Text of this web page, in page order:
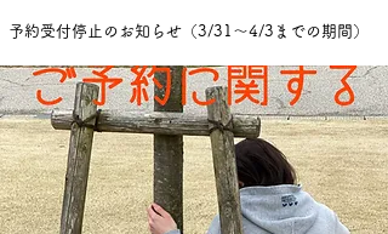
予約受付停止のお知らせ（3/31〜4/3までの期間）